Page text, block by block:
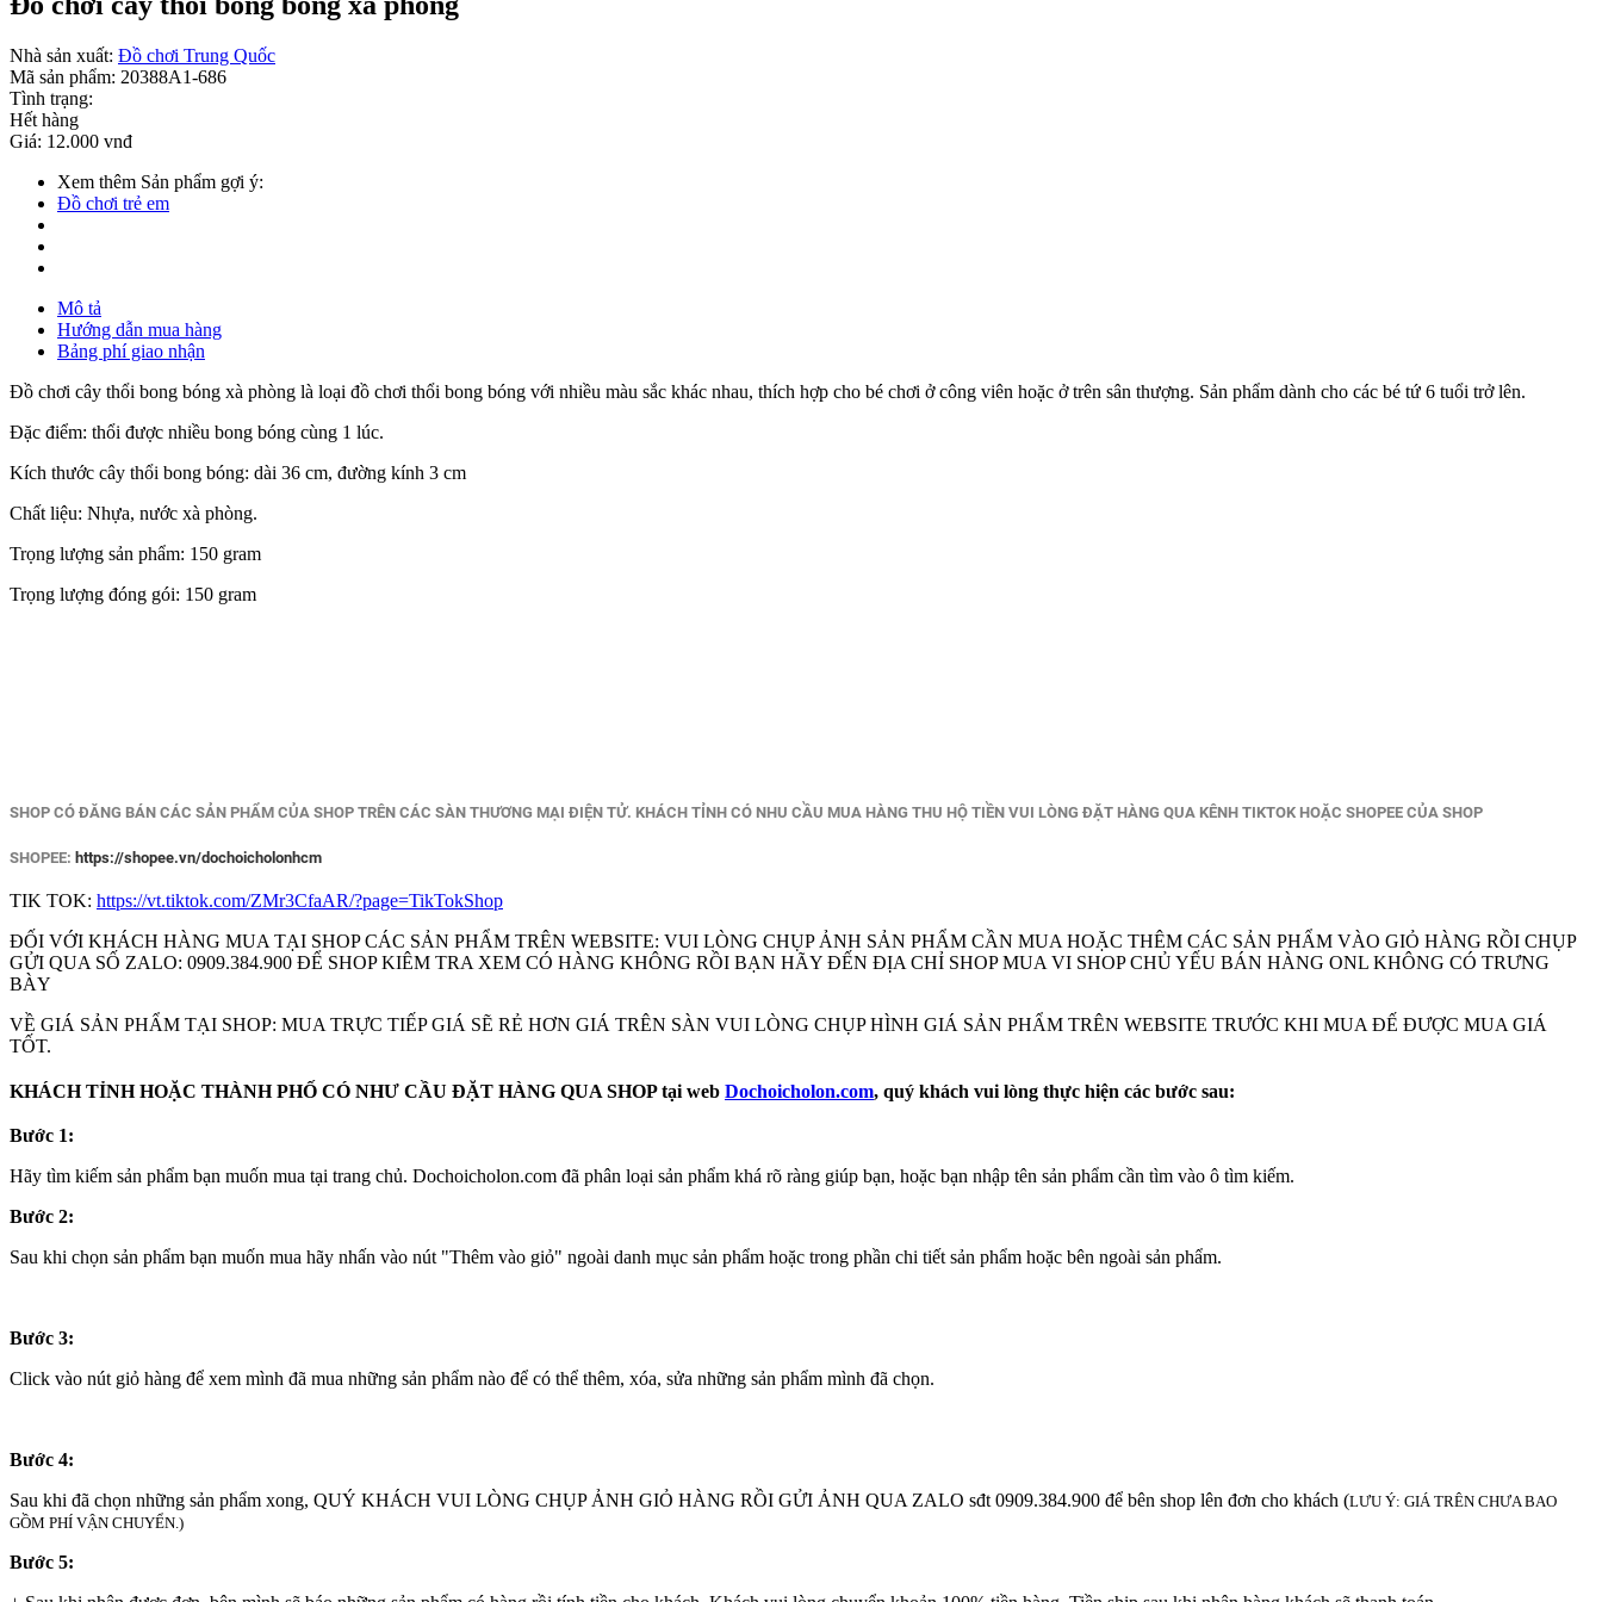
Nhà sản xuất: Đồ chơi Trung Quốc
Mã sản phẩm: 20388A1-686
Tình trạng:
Hết hàng
Giá: 12.000 vnđ
Xem thêm Sản phẩm gợi ý:
Đồ chơi trẻ em
Mô tả
Hướng dẫn mua hàng
Bảng phí giao nhận
Đồ chơi cây thổi bong bóng xà phòng là loại đồ chơi thổi bong bóng với nhiều màu sắc khác nhau, thích hợp cho bé chơi ở công viên hoặc ở trên sân thượng. Sản phẩm dành cho các bé tứ 6 tuổi trở lên.
Đặc điểm: thổi được nhiều bong bóng cùng 1 lúc.
Kích thước cây thổi bong bóng: dài 36 cm, đường kính 3 cm
Chất liệu: Nhựa, nước xà phòng.
Trọng lượng sản phẩm: 150 gram
Trọng lượng đóng gói: 150 gram
SHOP CÓ ĐĂNG BÁN CÁC SẢN PHẨM CỦA SHOP TRÊN CÁC SÀN THƯƠNG MẠI ĐIỆN TỬ. KHÁCH TỈNH CÓ NHU CẦU MUA HÀNG THU HỘ TIỀN VUI LÒNG ĐẶT HÀNG QUA KÊNH TIKTOK HOẶC SHOPEE CỦA SHOP
SHOPEE: https://shopee.vn/dochoicholonhcm
TIK TOK: https://vt.tiktok.com/ZMr3CfaAR/?page=TikTokShop
ĐỐI VỚI KHÁCH HÀNG MUA TẠI SHOP CÁC SẢN PHẨM TRÊN WEBSITE: VUI LÒNG CHỤP ẢNH SẢN PHẨM CẦN MUA HOẶC THÊM CÁC SẢN PHẨM VÀO GIỎ HÀNG RỒI CHỤP
GỬI QUA SỐ ZALO: 0909.384.900 ĐỂ SHOP KIÊM TRA XEM CÓ HÀNG KHÔNG RỒI BẠN HÃY ĐẾN ĐỊA CHỈ SHOP MUA VI SHOP CHỦ YẾU BÁN HÀNG ONL KHÔNG CÓ TRƯNG
BÀY
VỀ GIÁ SẢN PHẨM TẠI SHOP: MUA TRỰC TIẾP GIÁ SẼ RẺ HƠN GIÁ TRÊN SÀN VUI LÒNG CHỤP HÌNH GIÁ SẢN PHẨM TRÊN WEBSITE TRƯỚC KHI MUA ĐẾ ĐƯỢC MUA GIÁ
TỐT.
KHÁCH TỈNH HOẶC THÀNH PHỐ CÓ NHƯ CẦU ĐẶT HÀNG QUA SHOP tại web Dochoicholon.com, quý khách vui lòng thực hiện các bước sau:
Bước 1:
Hãy tìm kiếm sản phẩm bạn muốn mua tại trang chủ. Dochoicholon.com đã phân loại sản phẩm khá rõ ràng giúp bạn, hoặc bạn nhập tên sản phẩm cần tìm vào ô tìm kiếm.
Bước 2:
Sau khi chọn sản phẩm bạn muốn mua hãy nhấn vào nút "Thêm vào giỏ" ngoài danh mục sản phẩm hoặc trong phần chi tiết sản phẩm hoặc bên ngoài sản phẩm.
Bước 3:
Click vào nút giỏ hàng để xem mình đã mua những sản phẩm nào để có thể thêm, xóa, sửa những sản phẩm mình đã chọn.
Bước 4:
Sau khi đã chọn những sản phẩm xong, QUÝ KHÁCH VUI LÒNG CHỤP ẢNH GIỎ HÀNG RỒI GỬI ẢNH QUA ZALO sđt 0909.384.900 để bên shop lên đơn cho khách (LƯU Ý: GIÁ TRÊN CHƯA BAO
GỒM PHÍ VẬN CHUYỂN.)
Bước 5: